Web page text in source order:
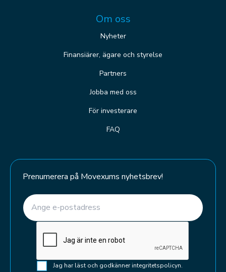
Om oss
Nyheter
Finansiärer, ägare och styrelse
Partners
Jobba med oss
För investerare
FAQ
Prenumerera på Movexums nyhetsbrev!
E-post
Samtycke(Required)
Jag har läst och godkänner integritetspolicyn.